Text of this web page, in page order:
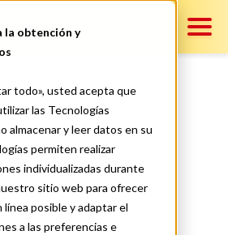
la obtención y
todo», usted acepta que
las Tecnologías
almacenar y leer datos en su
permiten realizar
individualizadas durante
sitio web para ofrecer
posible y adaptar el
a las preferencias e
Pymes
Contenido
Servicios
Contáctanos
para todo: por
tener una
móvil para tu
negocio